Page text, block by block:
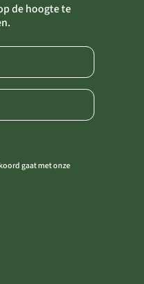
de hoogte te
gaat met onze